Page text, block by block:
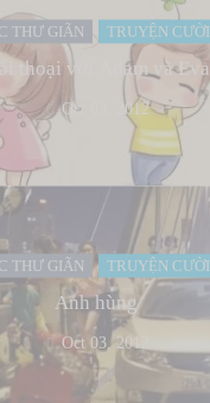
THƯ GIÃN TRUYỆN CƯỜI
thoại với Adam và Eva
Oct 03, 2012
THƯ GIÃN TRUYỆN CƯỜI
Anh hùng
Oct 03, 2012